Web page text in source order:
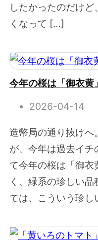
したかったのだけ
くなって […]
今年の桜は「御衣黄」
2026-04-14
造幣局の通り抜けへ
が、今年は過去イチ
て今年の桜は「御
く、緑系の珍しい
ては、こういう珍し